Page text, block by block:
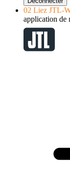
02 Liez JTL-
application de